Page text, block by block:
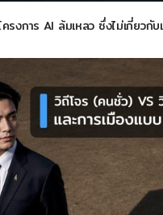
รงการ AI ล้มเหลว ซึ่งไม่เกี่ยวกับ